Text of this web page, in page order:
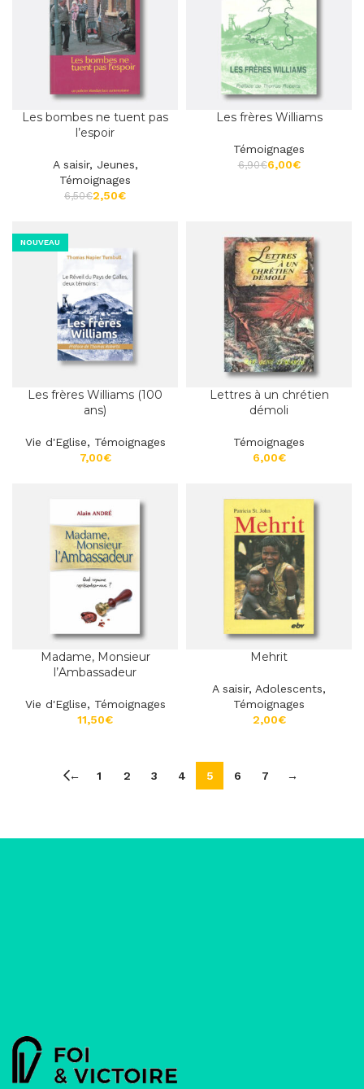
Les bombes ne tuent pas
l’espoir
A saisir, Jeunes,
Témoignages
6,50€2,50€
Les frères Williams
Témoignages
6,90€6,00€
NOUVEAU
Les frères Williams (100
ans)
Vie d'Eglise, Témoignages
€
Lettres à un chrétien
démoli
Témoignages
€
Madame, Monsieur
l’Ambassadeur
Vie d'Eglise, Témoignages
€
Mehrit
A saisir, Adolescents,
Témoignages
€
← 1 2 3 4 5 6 7 →